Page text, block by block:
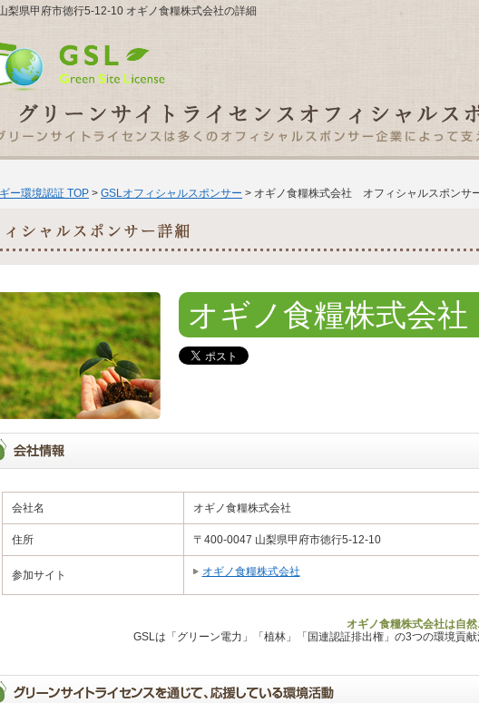
梨県甲府市徳行5-12-10 オギノ食糧株式会社の詳細
ー環境認証 TOP > GSLオフィシャルスポンサー > オギノ食糧株式会社 オフィシャルスポンサ
オギノ食糧株式会社
会社名 オギノ食糧株式会社
住所 〒400-0047 山梨県甲府市徳行5-12-10
参加サイト オギノ食糧株式会社
オギノ食糧株式会社は自
GSLは「グリーン電力」「植林」「国連認証排出権」の3つの環境貢